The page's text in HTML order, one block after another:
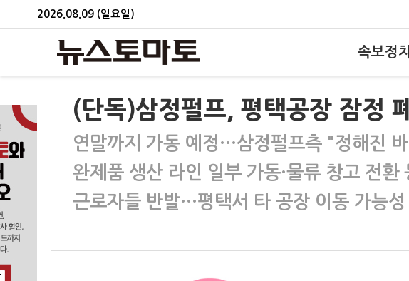
2026.08.09 (일요일)
속보정치
(단독)삼정펄프, 평택공장 잠정
연말까지 가동 예정…삼정펄프측 "정해진
완제품 생산 라인 일부 가동·물류 창고 전환
근로자들 반발…평택서 타 공장 이동 가능성